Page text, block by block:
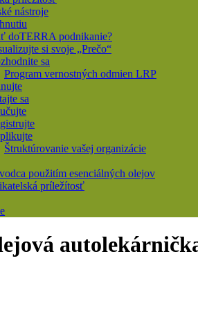
nástroje
doTERRA podnikanie?
si svoje „Prečo“
sa
Program vernostných odmien LRP
sa
Štruktúrovanie vašej organizácie
použitím esenciálných olejov
príležítosť